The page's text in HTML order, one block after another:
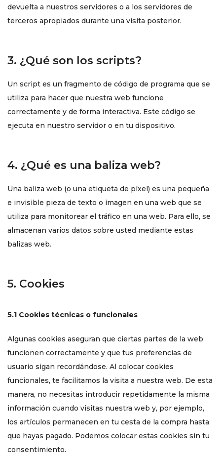
devuelta a nuestros servidores o a los servidores de
terceros apropiados durante una visita posterior.
3. ¿Qué son los scripts?
Un script es un fragmento de código de programa que se
utiliza para hacer que nuestra web funcione
correctamente y de forma interactiva. Este código se
ejecuta en nuestro servidor o en tu dispositivo.
4. ¿Qué es una baliza web?
Una baliza web (o una etiqueta de píxel) es una pequeña
e invisible pieza de texto o imagen en una web que se
utiliza para monitorear el tráfico en una web. Para ello, se
almacenan varios datos sobre usted mediante estas
balizas web.
5. Cookies
5.1 Cookies técnicas o funcionales
Algunas cookies aseguran que ciertas partes de la web
funcionen correctamente y que tus preferencias de
usuario sigan recordándose. Al colocar cookies
funcionales, te facilitamos la visita a nuestra web. De esta
manera, no necesitas introducir repetidamente la misma
información cuando visitas nuestra web y, por ejemplo,
los artículos permanecen en tu cesta de la compra hasta
que hayas pagado. Podemos colocar estas cookies sin tu
consentimiento.